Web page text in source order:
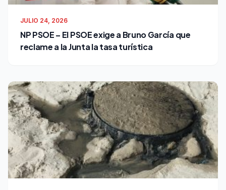
JULIO 24, 2026
NP PSOE – El PSOE exige a Bruno García que
reclame a la Junta la tasa turística